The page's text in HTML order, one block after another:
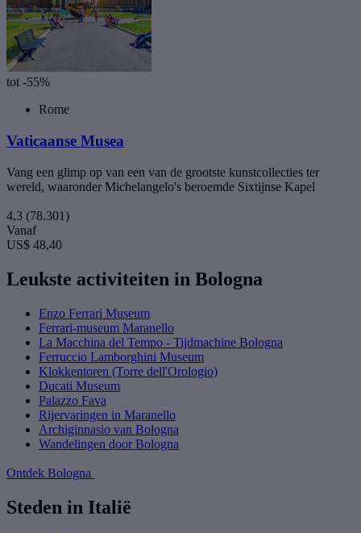
tot -55%
Rome
Vaticaanse Musea
Vang een glimp op van een van de grootste kunstcollecties ter
wereld, waaronder Michelangelo's beroemde Sixtijnse Kapel
4,3 (78.301)
Vanaf
US$ 48,40
Leukste activiteiten in Bologna
Enzo Ferrari Museum
Ferrari-museum Maranello
La Macchina del Tempo - Tijdmachine Bologna
Ferruccio Lamborghini Museum
Klokkentoren (Torre dell'Orologio)
Ducati Museum
Palazzo Fava
Rijervaringen in Maranello
Archiginnasio van Bologna
Wandelingen door Bologna
Ontdek Bologna
Steden in Italië